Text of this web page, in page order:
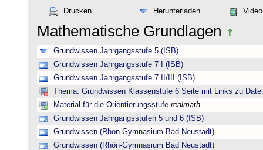
Drucken
Herunterladen Video
Mathematische Grundlagen
Grundwissen Jahrgangsstufe 5 (ISB)
Grundwissen Jahrgangsstufe 7 I (ISB)
Grundwissen Jahrgangsstufe 7 II/III (ISB)
Thema: Grundwissen Klassenstufe 6 Seite mit Links zu
Material für die Orientierungsstufe realmath
Grundwissen Jahrgangsstufen 5 und 6 (ISB)
Grundwissen (Rhön-Gymnasium Bad Neustadt)
Grundwissen (Rhön-Gymnasium Bad Neustadt)